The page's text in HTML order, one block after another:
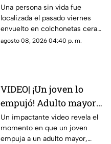
envuelto en
colchonetas hallado en
Los Cerritos, Culiacán
Una persona sin vida fue
localizada el pasado viernes
envuelto en colchonetas cera
del sector de Los Cerritos, en
agosto 08, 2026 04:40 p. m.
VIDEO| ¡Un joven lo
empujó! Adulto mayor
muere atropellado por
un tráiler
Un impactante video revela el
momento en que un joven
empuja a un adulto mayor,